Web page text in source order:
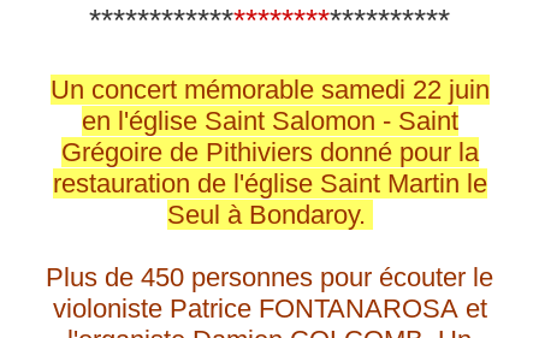
******************************
Un concert mémorable samedi 22 juin
en l'église Saint Salomon - Saint
Grégoire de Pithiviers donné pour la
restauration de l'église Saint Martin le
Seul à Bondaroy.
Plus de 450 personnes pour écouter le
violoniste Patrice FONTANAROSA et